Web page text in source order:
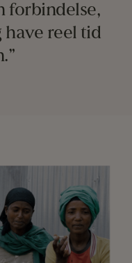
forbindelse,
reel tid